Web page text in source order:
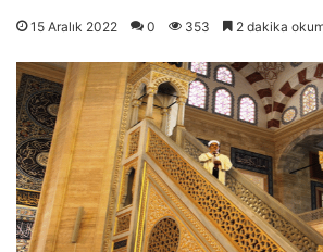
15 Aralık 2022 0 353 2 dakika